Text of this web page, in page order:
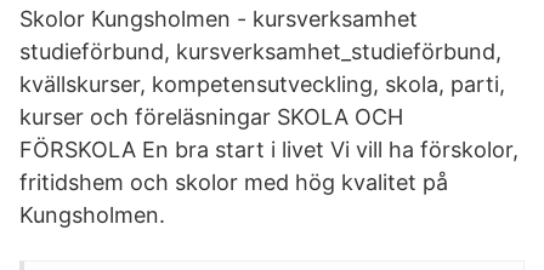
Skolor Kungsholmen - kursverksamhet
studieförbund, kursverksamhet_studieförbund,
kvällskurser, kompetensutveckling, skola, parti,
kurser och föreläsningar SKOLA OCH
FÖRSKOLA En bra start i livet Vi vill ha förskolor,
fritidshem och skolor med hög kvalitet på
Kungsholmen.